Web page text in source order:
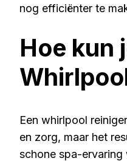
nog efficiënter te
Hoe kun
Een whirlpool
en zorg, maar het
schone spa-ervaring